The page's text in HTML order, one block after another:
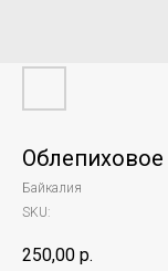
Байкалия
SKU:
250,00 р.